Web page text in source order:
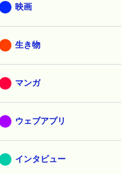
映画
生き物
マンガ
ウェブアプリ
インタビュー